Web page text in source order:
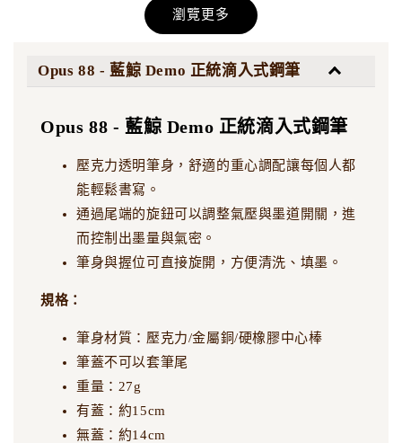
NT$ 7,500
-
刀劍磨匠坊 - 雙層雙面
面尖 十字尖
NT$ 5,500
NT$ 7,500
瀏覽更多
Opus 88 - 藍鯨 Demo 正統滴入式鋼筆
Opus 88 - 藍鯨 Demo 正統滴入式鋼筆
壓克力透明筆身，舒適的重心調配讓每個人都
能輕鬆書寫。
通過尾端的旋鈕可以調整氣壓與墨道開關，進
而控制出墨量與氣密。
筆身與握位可直接旋開，方便清洗、填墨。
規格：
筆身材質：壓克力/金屬銅/硬橡膠中心棒
筆蓋不可以套筆尾
重量：27g
有蓋：約15cm
無蓋：約14cm